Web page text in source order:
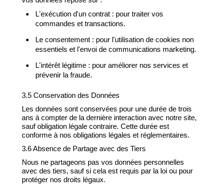
L'exécution d'un contrat : pour traiter vos
commandes et transactions.
Le consentement : pour l'utilisation de cookies non
essentiels et l'envoi de communications marketing.
L'intérêt légitime : pour améliorer nos services et
prévenir la fraude.
3.5 Conservation des Données
Les données sont conservées pour une durée de trois
ans à compter de la dernière interaction avec notre site,
sauf obligation légale contraire. Cette durée est
conforme à nos obligations légales et réglementaires.
3.6 Absence de Partage avec des Tiers
Nous ne partageons pas vos données personnelles
avec des tiers, sauf si cela est requis par la loi ou pour
protéger nos droits légaux.